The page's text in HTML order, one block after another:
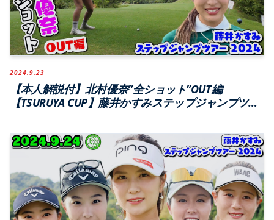
2024.9.23
【本人解説付】北村優奈”全ショット”OUT編
【TSURUYA CUP】藤井かすみステップジャンプツア